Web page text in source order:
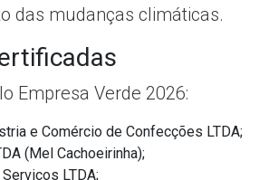
das mudanças climáticas.
Empresa Verde 2026:
e Comércio de Confecções LTDA;
(Mel Cachoeirinha);
LTDA;